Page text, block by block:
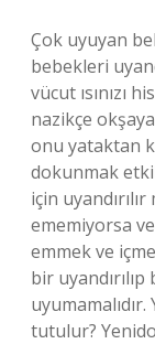
Çok uyuyan
bebekleri
vücut ısınızı
nazikçe
onu yataktan
dokunmak
için
ememiyorsa
emmek ve
bir
tutulur?